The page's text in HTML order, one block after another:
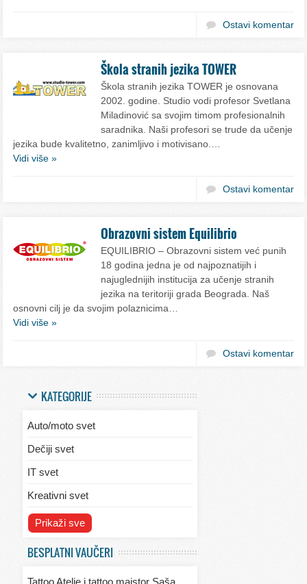
Ostavi komentar
Škola stranih jezika TOWER
Škola stranih jezika TOWER je osnovana
2002. godine. Studio vodi profesor Svetlana
Miladinović sa svojim timom profesionalnih
saradnika. Naši profesori se trude da učenje
jezika bude kvalitetno, zanimljivo i motivisano.…
Vidi više »
Ostavi komentar
Obrazovni sistem Equilibrio
EQUILIBRIO – Obrazovni sistem već punih
18 godina jedna je od najpoznatijih i
najuglednijih institucija za učenje stranih
jezika na teritoriji grada Beograda. Naš
osnovni cilj je da svojim polaznicima…
Vidi više »
Ostavi komentar
KATEGORIJE
Auto/moto svet
Dečiji svet
IT svet
Kreativni svet
Svet ekologije
Prikaži sve
BESPLATNI VAUČERI